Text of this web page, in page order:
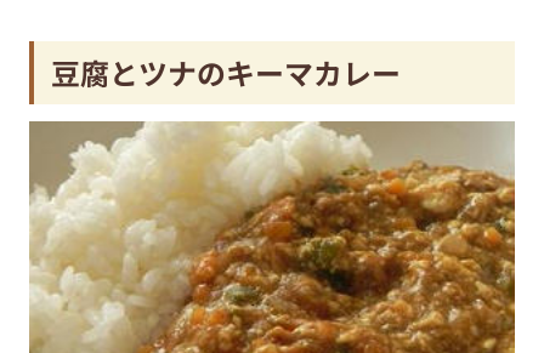
豆腐とツナのキーマカレー